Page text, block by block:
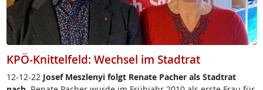
KPÖ-Knittelfeld: Wechsel im Stadtrat
12-12-22 Jo­sef Mesz­le­nyi folgt Re­na­te Pa­cher als Stadt­rat